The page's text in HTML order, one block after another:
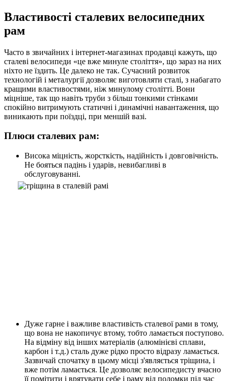
Властивості сталевих велосипедних
рам
Часто в звичайних і інтернет-магазинах продавці кажуть, що
сталеві велосипеди «це вже минуле століття», що зараз на них
ніхто не їздить. Це далеко не так. Сучасний розвиток
технологій і металургії дозволяє виготовляти сталі, з набагато
кращими властивостями, ніж минулому столітті. Вони
міцніше, так що навіть труби з більш тонкими стінками
спокійно витримують статичні і динамічні навантаження, що
виникають при поїздці, при меншій вазі.
Плюси сталевих рам:
Висока міцність, жорсткість, надійність і довговічність.
Не бояться падінь і ударів, невибагливі в
обслуговуванні.
Дуже гарне і важливе властивість сталевої рами в тому,
що вона не накопичує втому, тобто ламається поступово.
На відміну від інших матеріалів (алюмінієві сплави,
карбон і т.д.) сталь дуже рідко просто відразу ламається.
Зазвичай спочатку в цьому місці з'являється тріщина, і
вже потім ламається. Це дозволяє велосипедисту вчасно
її помітити і врятувати себе і раму від поломки під час